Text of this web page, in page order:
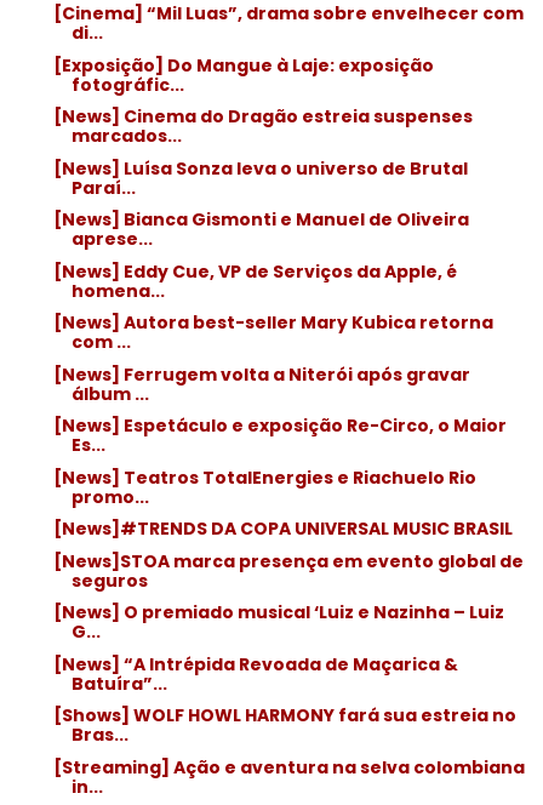
[Cinema] “Mil Luas”, drama sobre envelhecer com
di...
[Exposição] Do Mangue à Laje: exposição
fotográfic...
[News] Cinema do Dragão estreia suspenses
marcados...
[News] Luísa Sonza leva o universo de Brutal
Paraí...
[News] Bianca Gismonti e Manuel de Oliveira
aprese...
[News] Eddy Cue, VP de Serviços da Apple, é
homena...
[News] Autora best-seller Mary Kubica retorna
com ...
[News] Ferrugem volta a Niterói após gravar
álbum ...
[News] Espetáculo e exposição Re-Circo, o Maior
Es...
[News] Teatros TotalEnergies e Riachuelo Rio
promo...
[News]#TRENDS DA COPA UNIVERSAL MUSIC BRASIL
[News]STOA marca presença em evento global de
seguros
[News] O premiado musical ‘Luiz e Nazinha – Luiz
G...
[News] “A Intrépida Revoada de Maçarica &
Batuíra”...
[Shows] WOLF HOWL HARMONY fará sua estreia no
Bras...
[Streaming] Ação e aventura na selva colombiana
in...